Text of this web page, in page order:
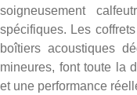
soigneusement
spécifiques. Les
boîtiers acoustiques
mineures, font toute la
et une performance